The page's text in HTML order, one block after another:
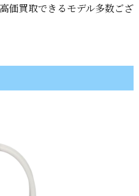
価買取できるモデル多数ござ